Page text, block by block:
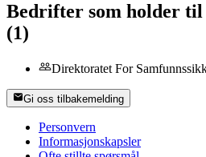
Bedrifter som holder til
(1)
Direktoratet For
Gi oss tilbakemelding
Personvern
Informasjonskapsler